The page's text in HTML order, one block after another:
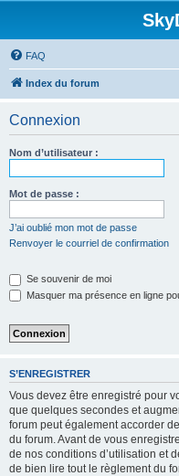
FAQ
Index du forum
Connexion
Nom d’utilisateur :
Mot de passe :
J’ai oublié mon mot de passe
Renvoyer le courriel de confirmation
Se souvenir de moi
Masquer ma présence en ligne
S’ENREGISTRER
Vous devez être enregistré pour
que quelques secondes et
forum peut également accorder
du forum. Avant de vous
de nos conditions d’utilisation et
de bien lire tout le règlement du